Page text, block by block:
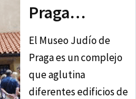
Praga…
El Museo Judío de
Praga es un complejo
que aglutina
diferentes edificios de